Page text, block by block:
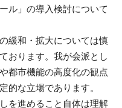
ル」の導入検討について
緩和・拡大については慎
おります。我が会派とし
都市機能の高度化の観点
的な立場であります。
を進めること自体は理解